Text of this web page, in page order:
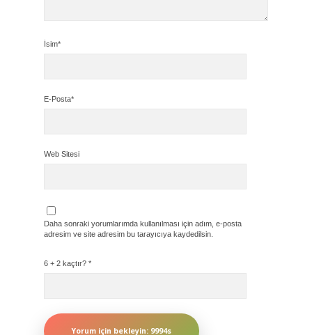
İsim*
E-Posta*
Web Sitesi
Daha sonraki yorumlarımda kullanılması için adım, e-posta
adresim ve site adresim bu tarayıcıya kaydedilsin.
6 + 2 kaçtır? *